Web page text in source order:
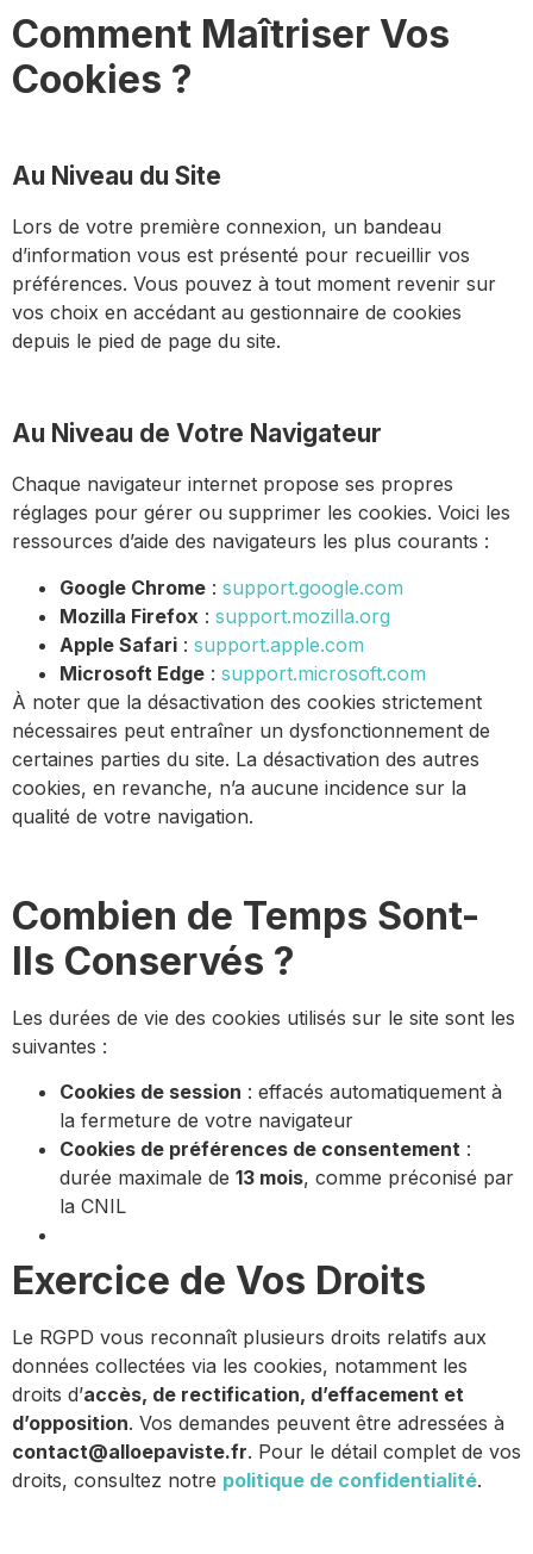
Comment Maîtriser Vos
Cookies ?
Au Niveau du Site
Lors de votre première connexion, un bandeau
d’information vous est présenté pour recueillir vos
préférences. Vous pouvez à tout moment revenir sur
vos choix en accédant au gestionnaire de cookies
depuis le pied de page du site.
Au Niveau de Votre Navigateur
Chaque navigateur internet propose ses propres
réglages pour gérer ou supprimer les cookies. Voici les
ressources d’aide des navigateurs les plus courants :
Google Chrome : support.google.com
Mozilla Firefox : support.mozilla.org
Apple Safari : support.apple.com
Microsoft Edge : support.microsoft.com
À noter que la désactivation des cookies strictement
nécessaires peut entraîner un dysfonctionnement de
certaines parties du site. La désactivation des autres
cookies, en revanche, n’a aucune incidence sur la
qualité de votre navigation.
Combien de Temps Sont-
Ils Conservés ?
Les durées de vie des cookies utilisés sur le site sont les
suivantes :
Cookies de session : effacés automatiquement à
la fermeture de votre navigateur
Cookies de préférences de consentement :
durée maximale de 13 mois, comme préconisé par
la CNIL
Exercice de Vos Droits
Le RGPD vous reconnaît plusieurs droits relatifs aux
données collectées via les cookies, notamment les
droits d’accès, de rectification, d’effacement et
d’opposition. Vos demandes peuvent être adressées à
contact@alloepaviste.fr. Pour le détail complet de vos
droits, consultez notre politique de confidentialité.